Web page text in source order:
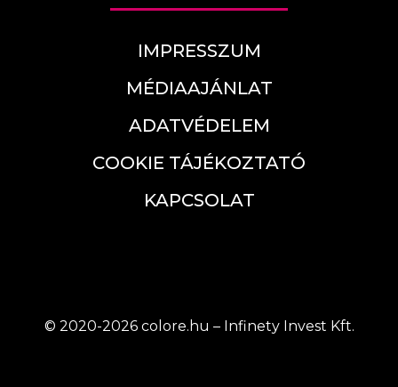
IMPRESSZUM
MÉDIAAJÁNLAT
ADATVÉDELEM
COOKIE TÁJÉKOZTATÓ
KAPCSOLAT
© 2020-2026 colore.hu – Infinety Invest Kft.